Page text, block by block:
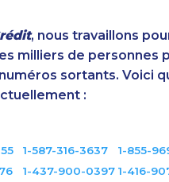
, nous travaillons
milliers de personnes
sortants. Voici
:
1-587-316-3637 1-855-
1-437-900-0397 1-416-